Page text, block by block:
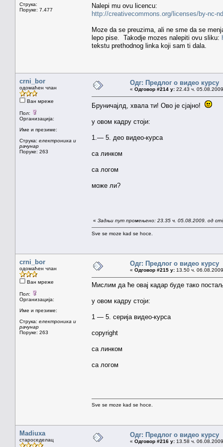
Струка:
Поруке: 7.477
Nalepi mu ovu licencu:
http://creativecommons.org/licenses/by-nc-
Moze da se preuzima, ali ne sme da se
lepo pise. Takodje mozes nalepiti ovu sliku:
tekstu prethodnog linka koji sam ti dala.
crni_bor
одомаћен члан
Ван мреже
Пол:
Организација:
Име и презиме:
Струка: електроника и
рачунар
Поруке: 263
Одг: Предлог о видео курсу
« Одговор #214 у: 22.43 ч.
Бруничајлд, хвала ти! Ово је сјајно!
у овом кадру стоји:
1.— 5. део видео-курса
са линком
са логом
може ли?
« Задњи пут промењено: 23.35 ч. 05.08.2009. од
Sve se moze kad se hoce.
crni_bor
одомаћен члан
Ван мреже
Пол:
Организација:
Име и презиме:
Струка: електроника и
рачунар
Поруке: 263
Одг: Предлог о видео курсу
« Одговор #215 у: 13.50 ч.
Мислим да ће овај кадар буде тако
у овом кадру стоји:
1 — 5. серија видео-курса
copyright
са линком
са логом
Sve se moze kad se hoce.
Madiuxa
староседелац
Одг: Предлог о видео курсу
« Одговор #216 у: 13.58 ч.